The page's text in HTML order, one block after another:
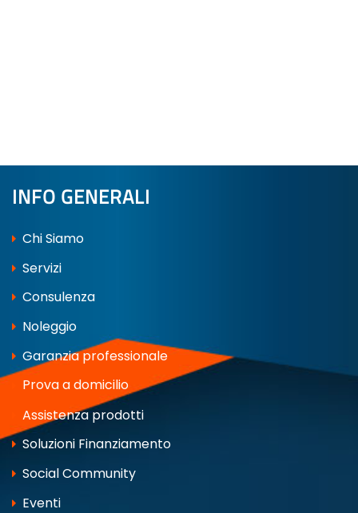
INFO GENERALI
Chi Siamo
Servizi
Consulenza
Noleggio
Garanzia professionale
Prova a domicilio
Assistenza prodotti
Soluzioni Finanziamento
Social Community
Eventi